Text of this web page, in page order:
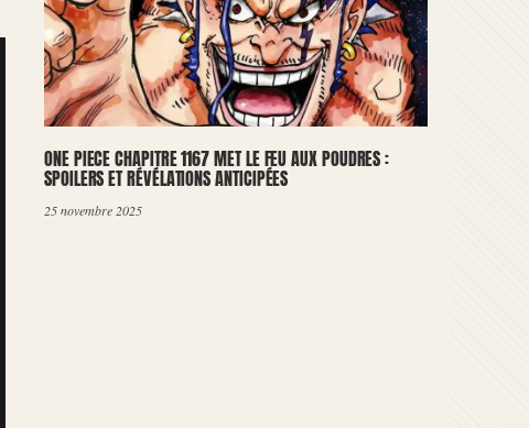
ONE PIECE CHAPITRE 1167 MET LE FEU AUX POUDRES :
SPOILERS ET RÉVÉLATIONS ANTICIPÉES
25 novembre 2025